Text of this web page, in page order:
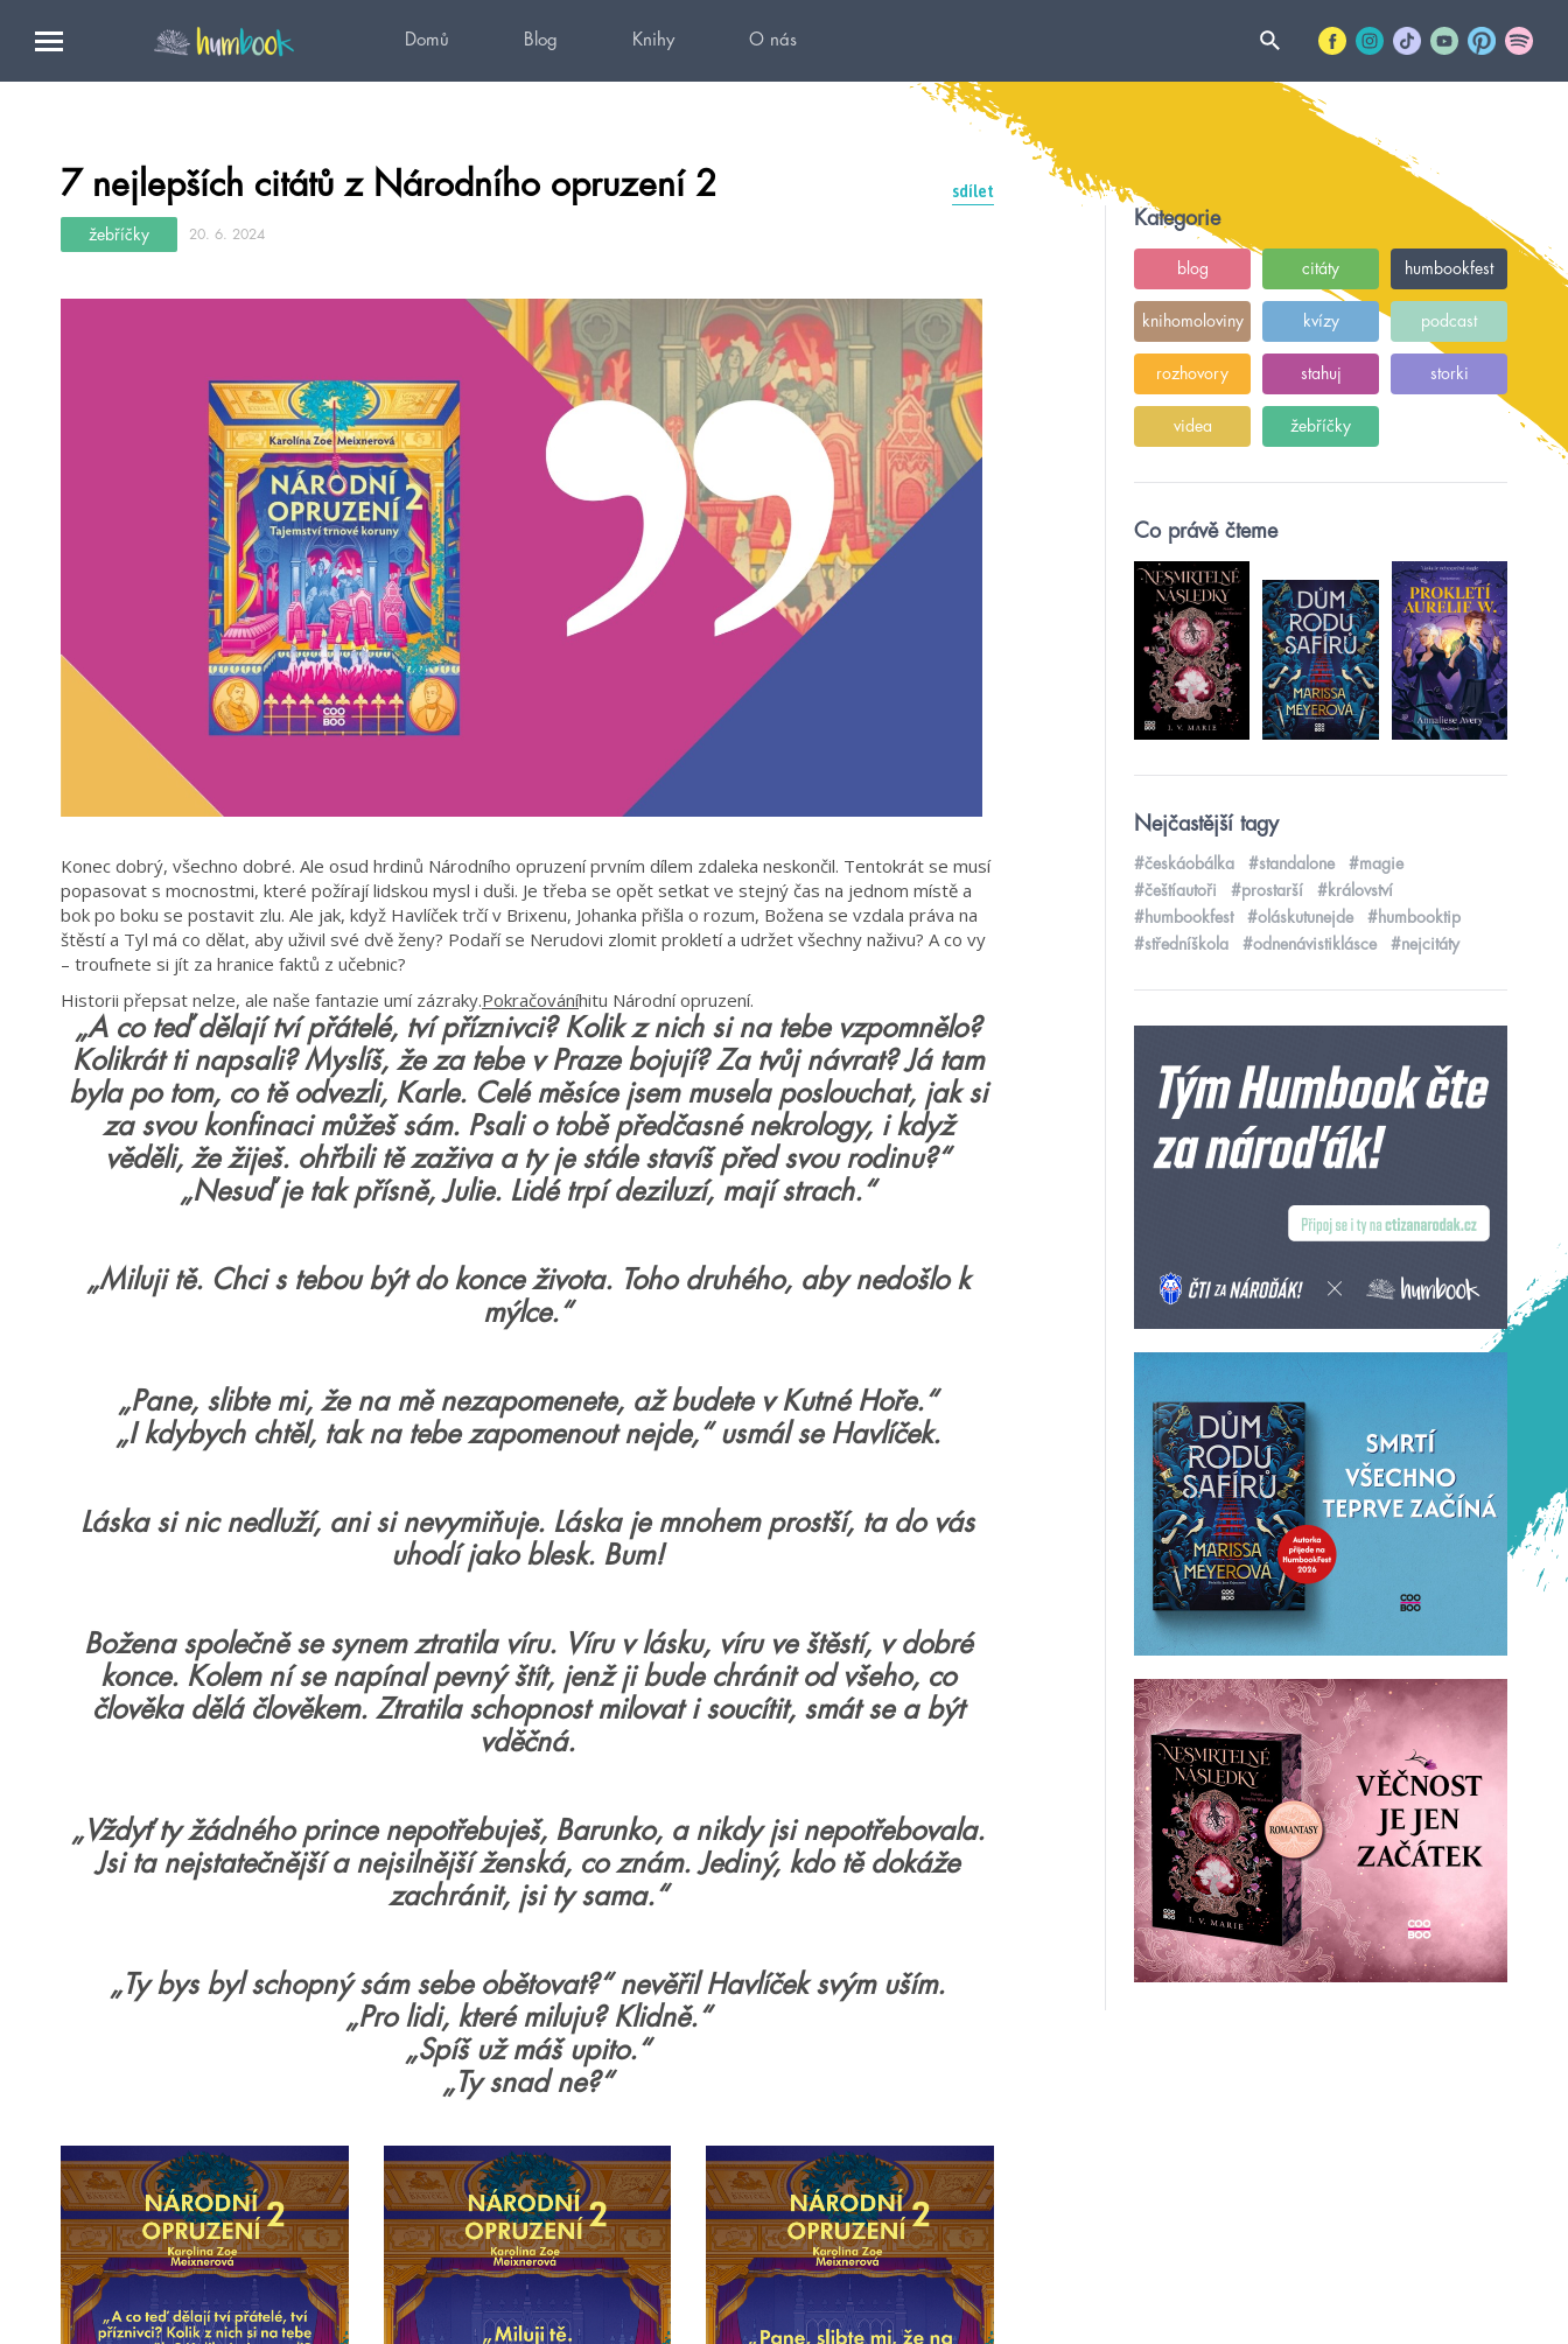
Domů Blog Knihy O nás
7 nejlepších citátů z Národního opruzení 2 sdílet
žebříčky 20. 6. 2024
Konec dobrý, všechno dobré. Ale osud hrdinů Národního opruzení prvním dílem zdaleka neskončil. Tentokrát se musí
popasovat s mocnostmi, které požírají lidskou mysl i duši. Je třeba se opět setkat ve stejný čas na jednom místě a
bok po boku se postavit zlu. Ale jak, když Havlíček trčí v Brixenu, Johanka přišla o rozum, Božena se vzdala práva na
štěstí a Tyl má co dělat, aby uživil své dvě ženy? Podaří se Nerudovi zlomit prokletí a udržet všechny naživu? A co vy
– troufnete si jít za hranice faktů z učebnic?
Historii přepsat nelze, ale naše fantazie umí zázraky.Pokračováníhitu Národní opruzení.
„A co teď dělají tví přátelé, tví příznivci? Kolik z nich si na tebe vzpomnělo?
Kolikrát ti napsali? Myslíš, že za tebe v Praze bojují? Za tvůj návrat? Já tam
byla po tom, co tě odvezli, Karle. Celé měsíce jsem musela poslouchat, jak si
za svou konfinaci můžeš sám. Psali o tobě předčasné nekrology, i když
věděli, že žiješ. ohřbili tě zaživa a ty je stále stavíš před svou rodinu?“
„Nesuď je tak přísně, Julie. Lidé trpí deziluzí, mají strach.“
„Miluji tě. Chci s tebou být do konce života. Toho druhého, aby nedošlo k
mýlce.“
„Pane, slibte mi, že na mě nezapomenete, až budete v Kutné Hoře.“
„I kdybych chtěl, tak na tebe zapomenout nejde,“ usmál se Havlíček.
Láska si nic nedluží, ani si nevymiňuje. Láska je mnohem prostší, ta do vás
uhodí jako blesk. Bum!
Božena společně se synem ztratila víru. Víru v lásku, víru ve štěstí, v dobré
konce. Kolem ní se napínal pevný štít, jenž ji bude chránit od všeho, co
člověka dělá člověkem. Ztratila schopnost milovat i soucítit, smát se a být
vděčná.
„Vždyť ty žádného prince nepotřebuješ, Barunko, a nikdy jsi nepotřebovala.
Jsi ta nejstatečnější a nejsilnější ženská, co znám. Jediný, kdo tě dokáže
zachránit, jsi ty sama.“
„Ty bys byl schopný sám sebe obětovat?“ nevěřil Havlíček svým uším.
„Pro lidi, které miluju? Klidně.“
„Spíš už máš upito.“
„Ty snad ne?“
Kategorie
blog citáty humbookfest
knihomoloviny kvízy podcast
rozhovory stahuj storki
videa žebříčky
Co právě čteme
Nejčastější tagy
#českáobálka #standalone
#magie
#češtíautoři
#prostarší
#království
#humbookfest
#oláskutunejde
#humbooktip
#středníškola
#odnenávistiklásce #nejcitáty